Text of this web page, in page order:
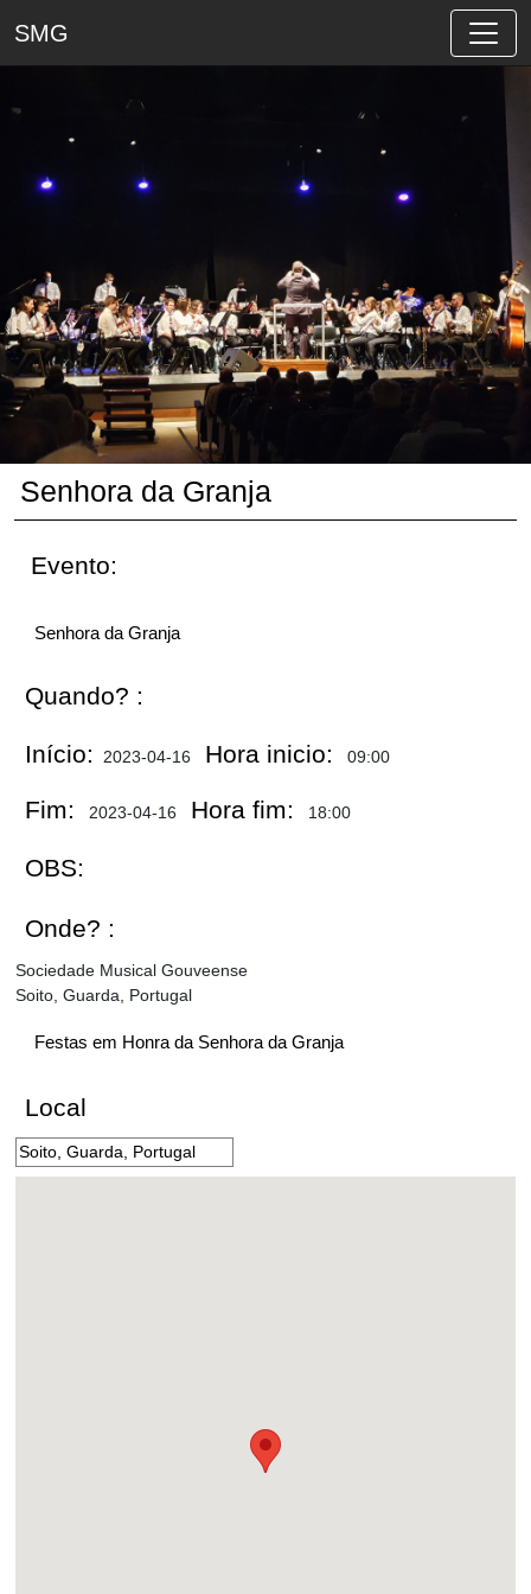
SMG
Senhora da Granja
Evento:
Senhora da Granja
Quando? :
Início: 2023-04-16 Hora inicio: 09:00
Fim: 2023-04-16 Hora fim: 18:00
OBS:
Onde? :
Sociedade Musical Gouveense
Soito, Guarda, Portugal
Festas em Honra da Senhora da Granja
Local